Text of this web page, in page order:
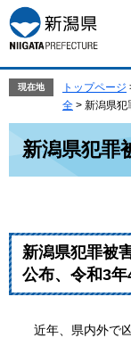
ー
ジ
の
で
す。
ニ
ュ
ー
ば
本
現在地 トップページ
全 > 新潟県犯
新潟県犯罪
新潟県犯罪被
公布、令和3年
近年、県内外で